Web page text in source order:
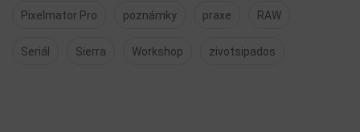
Pixelmator Pro poznámky praxe RAW
Seriál Sierra Workshop zivotsipados